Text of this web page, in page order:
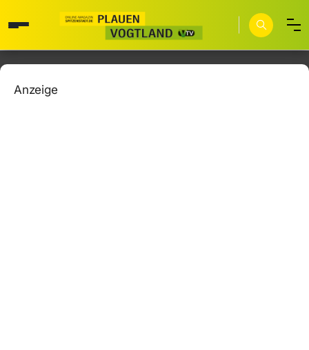
Anzeige